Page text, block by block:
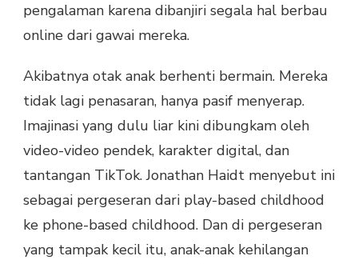
pengalaman karena dibanjiri segala hal berbau
online dari gawai mereka.
Akibatnya otak anak berhenti bermain. Mereka
tidak lagi penasaran, hanya pasif menyerap.
Imajinasi yang dulu liar kini dibungkam oleh
video-video pendek, karakter digital, dan
tantangan TikTok. Jonathan Haidt menyebut ini
sebagai pergeseran dari play-based childhood
ke phone-based childhood. Dan di pergeseran
yang tampak kecil itu, anak-anak kehilangan